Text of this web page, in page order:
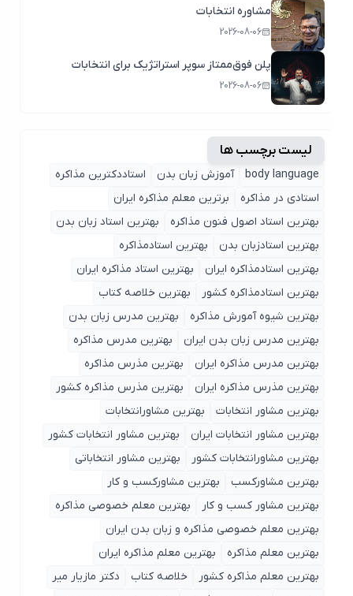
مشاوره انتخابات
2026-08-06
پلن فوق‌ممتاز سوپر استراتژیک برای انتخابات
2026-08-06
لیست برچسب ها
body language آموزش زبان بدن
استاددکترین مذاکره
استادی در مذاکره
برترین معلم مذاکره ایران
بهترین استاد اصول ‌فنون مذاکره
بهترین استاد زبان بدن
بهترین استادزبان بدن
بهترین استادمذاکره
بهترین استادمذاکره ایران
بهترین استاد مذاکره ایران
بهترین استادمذاکره کشور
بهترین خلاصه کتاب
بهترین شیوه آمورش مذاکره
بهترین مدرس زبان بدن
بهترین مدرس زبان بدن ایران
بهترین مدرس مذاکره
بهترین مدرس مذاکره ایران
بهترین مذرس مذاکره
بهترین مذرس مذاکره ایران
بهترین مذرس مذاکره کشور
بهترین مشاور انتخابات
بهترین مشاورانتخابات
بهترین مشاور انتخابات ایران
بهترین مشاور انتخابات کشور
بهترین مشاورانتخابات کشور
بهترین مشاور انتخاباتی
بهترین مشاورکسب
بهترین مشاورکسب و کار
بهترین مشاور کسب و کار
بهترین معلم خصوصی مذاکره
بهترین معلم خصوصی مذاکره و زبان بدن ایران
بهترین معلم مذاکره
بهترین معلم مذاکره ایران
بهترین معلم مذاکره کشور
خلاصه کتاب
دکتر مازیار میر